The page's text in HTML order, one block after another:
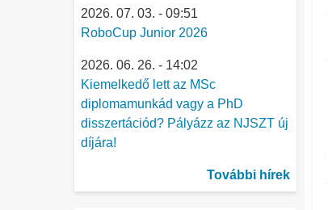
2026. 07. 03. - 09:51
RoboCup Junior 2026
2026. 06. 26. - 14:02
Kiemelkedő lett az MSc
diplomamunkád vagy a PhD
disszertációd? Pályázz az NJSZT új
díjára!
További hírek